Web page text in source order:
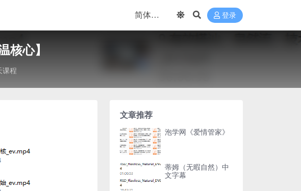
登录
心】
课程
文章推荐
泡学网《爱情管家》
蒂姆（无暇自然）中
文字幕